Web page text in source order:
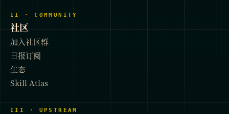
II · COMMUNITY
社区
加入社区群
日报订阅
生态
Skill Atlas
III · UPSTREAM